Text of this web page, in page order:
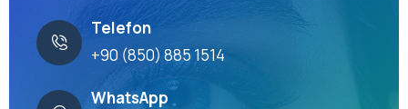
Telefon
+90 (850) 885 1514
WhatsApp